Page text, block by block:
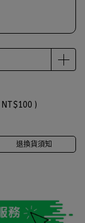
NT$100 )
退換貨須知